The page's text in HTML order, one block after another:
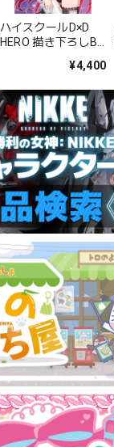
ハイスクールD×D
HERO 描き下ろしB2
ス・グレモリー/黒
¥4,400